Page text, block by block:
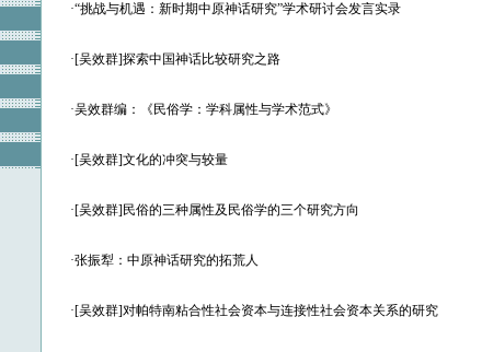
·“挑战与机遇：新时期中原神话研究”学术研讨会发言实录
·[吴效群]探索中国神话比较研究之路
·吴效群编：《民俗学：学科属性与学术范式》
·[吴效群]文化的冲突与较量
·[吴效群]民俗的三种属性及民俗学的三个研究方向
·张振犁：中原神话研究的拓荒人
·[吴效群]对帕特南粘合性社会资本与连接性社会资本关系的研究